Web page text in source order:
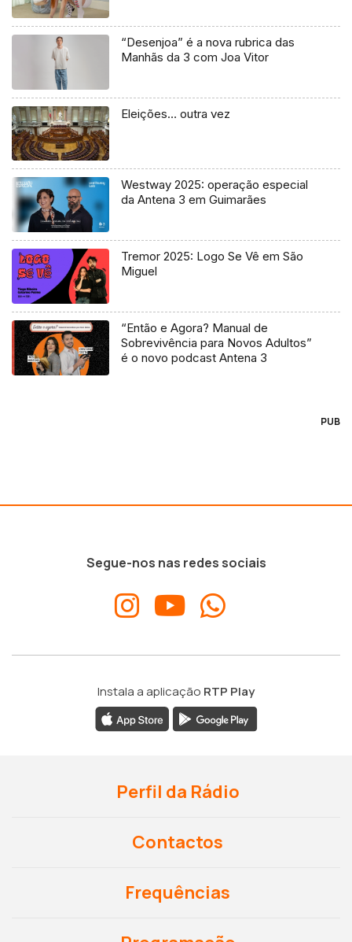
“Desenjoa” é a nova rubrica das
Manhãs da 3 com Joa Vitor
Eleições… outra vez
Westway 2025: operação especial
da Antena 3 em Guimarães
Tremor 2025: Logo Se Vê em São
Miguel
“Então e Agora? Manual de
Sobrevivência para Novos Adultos”
é o novo podcast Antena 3
PUB
Segue-nos nas redes sociais
Instala a aplicação RTP Play
Perfil da Rádio
Contactos
Frequências